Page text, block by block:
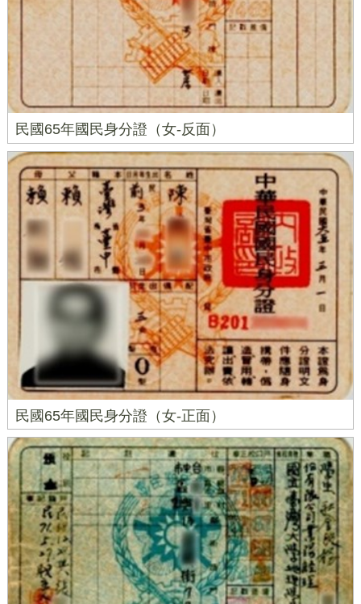
民國65年國民身分證（女-反面）
民國65年國民身分證（女-正面）